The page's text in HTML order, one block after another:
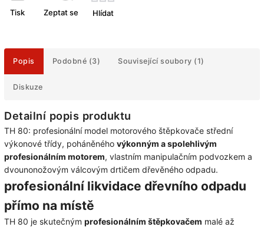
Tisk Zeptat se Hlídat
Popis Podobné (3) Související soubory (1)
Diskuze
Detailní popis produktu
TH 80: profesionální model motorového štěpkovače střední
výkonové třídy, poháněného výkonným a spolehlivým
profesionálním motorem, vlastním manipulačním podvozkem a
dvounonožovým válcovým drtičem dřevěného odpadu.
profesionální likvidace dřevního odpadu
přímo na místě
TH 80 je skutečným profesionálním štěpkovačem malé až